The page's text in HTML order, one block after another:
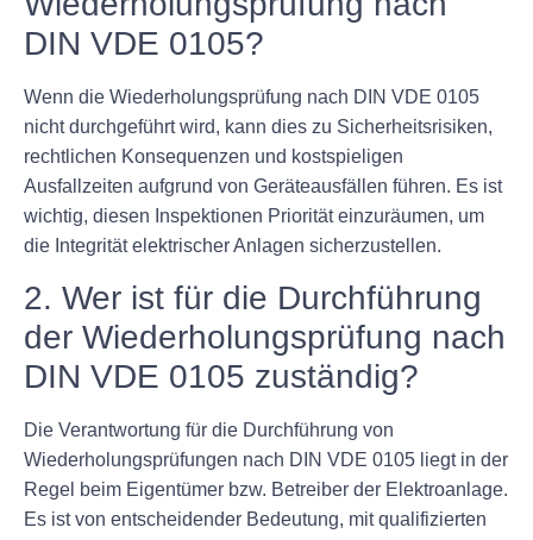
DIN VDE 0105?
Wenn die Wiederholungsprüfung nach DIN VDE 0105
nicht durchgeführt wird, kann dies zu Sicherheitsrisiken,
rechtlichen Konsequenzen und kostspieligen
Ausfallzeiten aufgrund von Geräteausfällen führen. Es ist
wichtig, diesen Inspektionen Priorität einzuräumen, um
die Integrität elektrischer Anlagen sicherzustellen.
2. Wer ist für die Durchführung
der Wiederholungsprüfung nach
DIN VDE 0105 zuständig?
Die Verantwortung für die Durchführung von
Wiederholungsprüfungen nach DIN VDE 0105 liegt in der
Regel beim Eigentümer bzw. Betreiber der Elektroanlage.
Es ist von entscheidender Bedeutung, mit qualifizierten